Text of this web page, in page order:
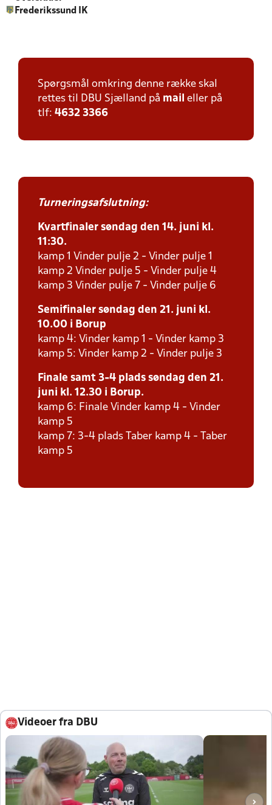
Frederikssund IK
Spørgsmål omkring denne række skal
rettes til DBU Sjælland på mail eller på
tlf: 4632 3366
Turneringsafslutning:
Kvartfinaler søndag den 14. juni kl.
11:30.
kamp 1 Vinder pulje 2 - Vinder pulje 1
kamp 2 Vinder pulje 5 - Vinder pulje 4
kamp 3 Vinder pulje 7 - Vinder pulje 6
Semifinaler søndag den 21. juni kl.
10.00 i Borup
kamp 4: Vinder kamp 1 - Vinder kamp 3
kamp 5: Vinder kamp 2 - Vinder pulje 3
Finale samt 3-4 plads søndag den 21.
juni kl. 12.30 i Borup.
kamp 6: Finale Vinder kamp 4 - Vinder
kamp 5
kamp 7: 3-4 plads Taber kamp 4 - Taber
kamp 5
Videoer fra DBU